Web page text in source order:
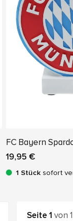
FC Bayern
19,95 €
1 Stück sofort
Seite1 von1